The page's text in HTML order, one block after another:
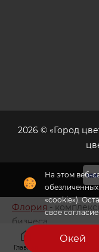
Главная
На этом веб-
«cookie»).
свое
Окей
2026 © «Город
Флория -
бизнеса